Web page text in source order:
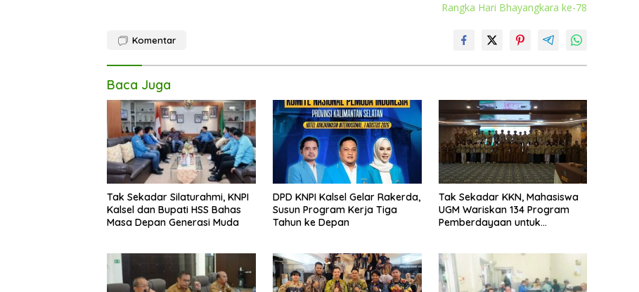
Rangka Hari Bhayangkara ke-78
Komentar
Baca Juga
Tak Sekadar Silaturahmi, KNPI
Kalsel dan Bupati HSS Bahas
Masa Depan Generasi Muda
DPD KNPI Kalsel Gelar Rakerda,
Susun Program Kerja Tiga
Tahun ke Depan
Tak Sekadar KKN, Mahasiswa
UGM Wariskan 134 Program
Pemberdayaan untuk